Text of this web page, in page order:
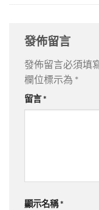
發佈留言
發佈留言必須填
欄位標示為 *
留言*
顯示名稱*